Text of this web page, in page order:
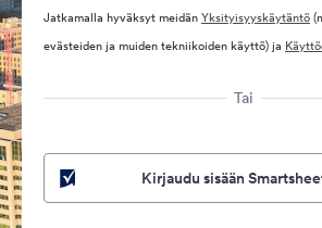
Jatkamalla hyväksyt meidänYksityisyyskäytäntö
evästeiden ja muiden tekniikoiden käyttö) ja
Tai
Kirjaudu sisään